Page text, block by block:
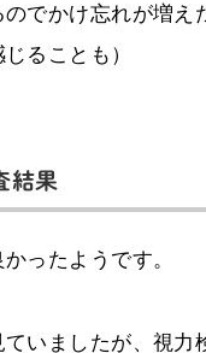
でかけ忘れが増え
ることも）
結果
ったようです。
いましたが、視力